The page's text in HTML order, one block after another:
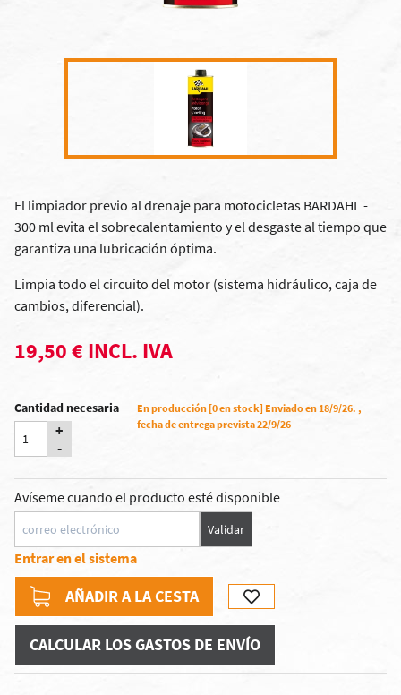
El limpiador previo al drenaje para motocicletas BARDAHL -
300 ml evita el sobrecalentamiento y el desgaste al tiempo que
garantiza una lubricación óptima.
Limpia todo el circuito del motor (sistema hidráulico, caja de
cambios, diferencial).
19,50 € INCL. IVA
Cantidad necesaria
+
-
En producción [0 en stock] Enviado en 18/9/26. ,
fecha de entrega prevista 22/9/26
Avíseme cuando el producto esté disponible
Validar
Entrar en el sistema
AÑADIR A LA CESTA
CALCULAR LOS GASTOS DE ENVÍO